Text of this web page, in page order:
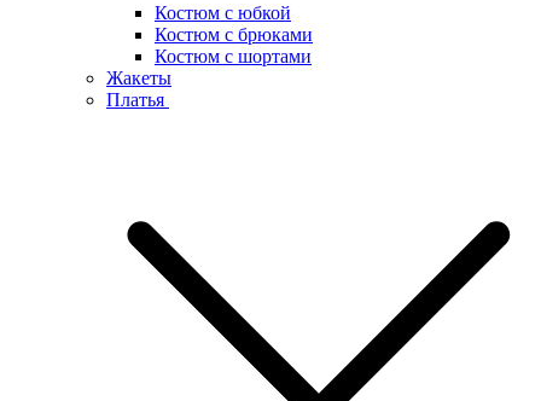
Костюм с юбкой
Костюм с брюками
Костюм с шортами
Жакеты
Платья